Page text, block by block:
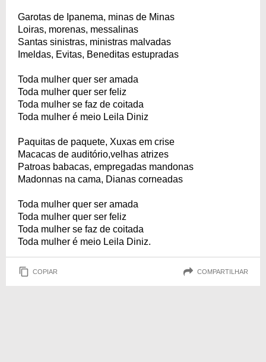
Garotas de Ipanema, minas de Minas
Loiras, morenas, messalinas
Santas sinistras, ministras malvadas
Imeldas, Evitas, Beneditas estupradas
Toda mulher quer ser amada
Toda mulher quer ser feliz
Toda mulher se faz de coitada
Toda mulher é meio Leila Diniz
Paquitas de paquete, Xuxas em crise
Macacas de auditório,velhas atrizes
Patroas babacas, empregadas mandonas
Madonnas na cama, Dianas corneadas
Toda mulher quer ser amada
Toda mulher quer ser feliz
Toda mulher se faz de coitada
Toda mulher é meio Leila Diniz.
COPIAR COMPARTILHAR